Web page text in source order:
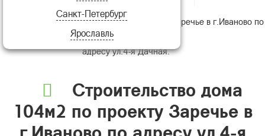
Санкт-Петербург
Ярославль
Строительство дома 104м2 по проекту Заречье в г.Иваново по
адресу ул.4-я Дачная.
Строительство дома
104м2 по проекту Заречье в